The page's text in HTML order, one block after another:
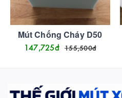
Mút Chống Cháy D50
147,725đ 155,500đ